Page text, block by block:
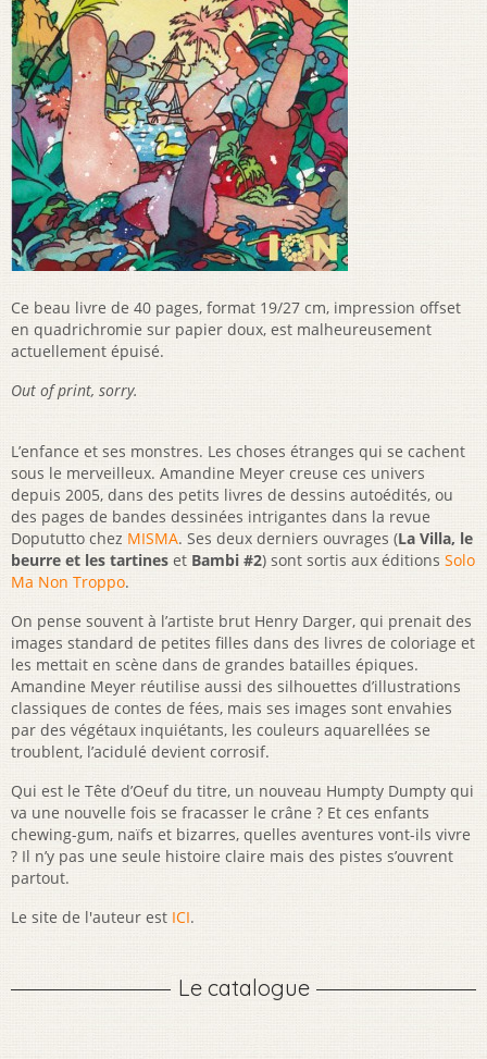
Ce beau livre de 40 pages, format 19/27 cm, impression offset
en quadrichromie sur papier doux, est malheureusement
actuellement épuisé.
Out of print, sorry.
L’enfance et ses monstres. Les choses étranges qui se cachent
sous le merveilleux. Amandine Meyer creuse ces univers
depuis 2005, dans des petits livres de dessins autoédités, ou
des pages de bandes dessinées intrigantes dans la revue
Dopututto chez MISMA. Ses deux derniers ouvrages (La Villa, le
beurre et les tartines et Bambi #2) sont sortis aux éditions Solo
Ma Non Troppo.
On pense souvent à l’artiste brut Henry Darger, qui prenait des
images standard de petites filles dans des livres de coloriage et
les mettait en scène dans de grandes batailles épiques.
Amandine Meyer réutilise aussi des silhouettes d’illustrations
classiques de contes de fées, mais ses images sont envahies
par des végétaux inquiétants, les couleurs aquarellées se
troublent, l’acidulé devient corrosif.
Qui est le Tête d’Oeuf du titre, un nouveau Humpty Dumpty qui
va une nouvelle fois se fracasser le crâne ? Et ces enfants
chewing-gum, naïfs et bizarres, quelles aventures vont-ils vivre
? Il n’y pas une seule histoire claire mais des pistes s’ouvrent
partout.
Le site de l'auteur est ICI.
Le catalogue